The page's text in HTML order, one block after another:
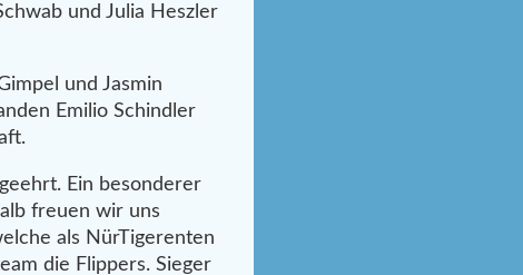
und Julia Heszler
und Jasmin
Emilio Schindler
Ein besonderer
freuen wir uns
als NürTigerenten
die Flippers. Sieger